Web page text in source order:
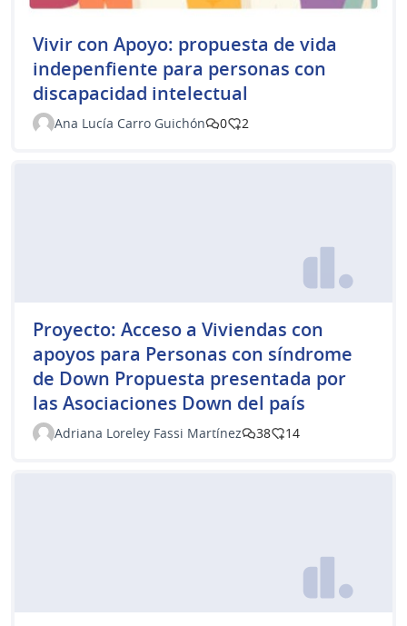
Vivir con Apoyo: propuesta de vida
indepenfiente para personas con
discapacidad intelectual
Ana Lucía Carro Guichón 0 2
Proyecto: Acceso a Viviendas con
apoyos para Personas con síndrome
de Down Propuesta presentada por
las Asociaciones Down del país
Adriana Loreley Fassi Martínez 38 14